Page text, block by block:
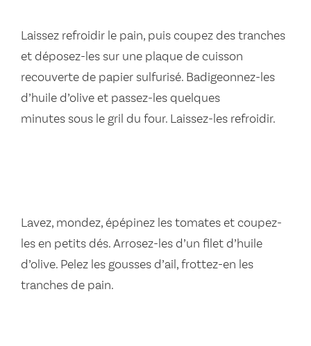
Laissez refroidir le pain, puis coupez des tranches
et déposez-les sur une plaque de cuisson
recouverte de papier sulfurisé. Badigeonnez-les
d’huile d’olive et passez-les quelques
minutes sous le gril du four. Laissez-les refroidir.
Lavez, mondez, épépinez les tomates et coupez-
les en petits dés. Arrosez-les d’un filet d’huile
d’olive. Pelez les gousses d’ail, frottez-en les
tranches de pain.